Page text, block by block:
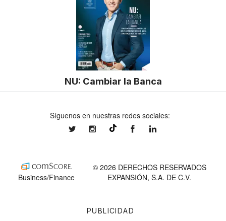
NU: Cambiar la Banca
PUBLICIDAD
Síguenos en nuestras redes sociales:
expansionmxexpansionmx ExpansionMex
Business/Finance
© 2026 DERECHOS RESERVADOS
EXPANSIÓN, S.A. DE C.V.